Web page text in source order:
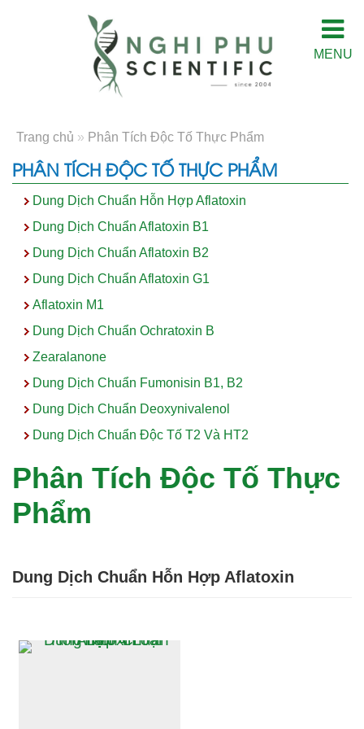
MENU
Trang chủ » Phân Tích Độc Tố Thực Phẩm
PHÂN TÍCH ĐỘC TỐ THỰC PHẨM
Dung Dịch Chuẩn Hỗn Hợp Aflatoxin
Dung Dịch Chuẩn Aflatoxin B1
Dung Dịch Chuẩn Aflatoxin B2
Dung Dịch Chuẩn Aflatoxin G1
Aflatoxin M1
Dung Dịch Chuẩn Ochratoxin B
Zearalanone
Dung Dịch Chuẩn Fumonisin B1, B2
Dung Dịch Chuẩn Deoxynivalenol
Dung Dịch Chuẩn Độc Tố T2 Và HT2
Phân Tích Độc Tố Thực
Phẩm
Dung Dịch Chuẩn Hỗn Hợp Aflatoxin